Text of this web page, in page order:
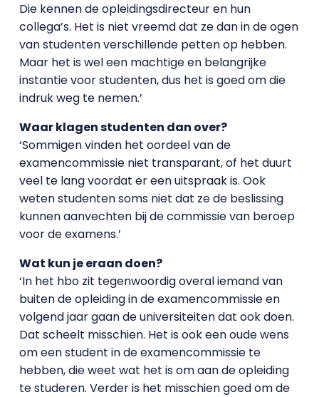
Die kennen de opleidingsdirecteur en hun
collega’s. Het is niet vreemd dat ze dan in de ogen
van studenten verschillende petten op hebben.
Maar het is wel een machtige en belangrijke
instantie voor studenten, dus het is goed om die
indruk weg te nemen.’
Waar klagen studenten dan over?
‘Sommigen vinden het oordeel van de
examencommissie niet transparant, of het duurt
veel te lang voordat er een uitspraak is. Ook
weten studenten soms niet dat ze de beslissing
kunnen aanvechten bij de commissie van beroep
voor de examens.’
Wat kun je eraan doen?
‘In het hbo zit tegenwoordig overal iemand van
buiten de opleiding in de examencommissie en
volgend jaar gaan de universiteiten dat ook doen.
Dat scheelt misschien. Het is ook een oude wens
om een student in de examencommissie te
hebben, die weet wat het is om aan de opleiding
te studeren. Verder is het misschien goed om de